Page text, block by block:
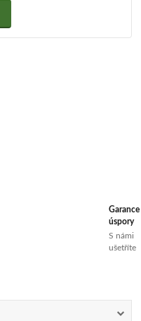
Garance
úspory
S námi
ušetříte